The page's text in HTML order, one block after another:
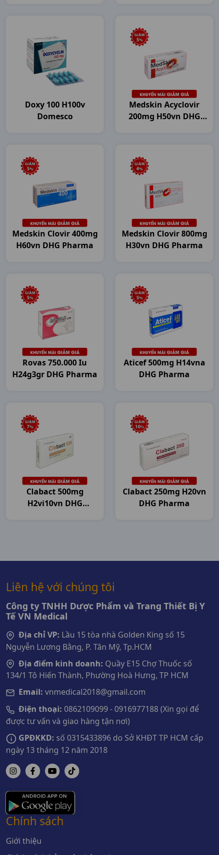
Doxy 100 H100v
Domesco
Medskin Acyclovir
200mg H50vn DHG
Medskin Clovir 400mg
H60vn DHG Pharma
Medskin Clovir 800mg
H30vn DHG Pharma
Rovas 750.000 Iu
H24g3gr DHG Pharma
Aticef 500mg H14vna
DHG Pharma
Clabact 500mg
H2vi10vn DHG
Clabact 250mg H20vn
DHG Pharma
Liên hệ với chúng tôi
Công ty TNHH Dược Phẩm và Trang Thiết Bị Y
Tế VN Medical
Địa chỉ VP: Lầu 15 tòa nhà Golden King số 15
Nguyễn Lương Bằng, P. Tân Mỹ, Tp.HCM
Địa điểm kinh doanh: Quầy E15 Chợ Thuốc số
134/1 Tô Hiến Thành, Phường Hoà Hưng, TP HCM
Email: vnmedical2018@gmail.com
Điện thoại: 0862109099 - 0916977188 (Xin gọi để
được tư vấn và giao hàng tận nơi)
GPĐKKD: số 0315433896 do Sở KHĐT TP HCM cấp
ngày 13 tháng 12 năm 2018
Chính sách
Giới thiệu